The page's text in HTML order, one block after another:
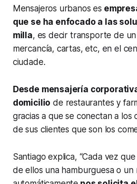
Mensajeros urbanos es
que se ha enfocado a las
milla, es decir transporte de
mercancía, cartas, etc, en el
ciudade.
Desde mensajería
domicilio de restaurantes y
gracias a que se conectan a los
de sus clientes que son los
Santiago explica, “Cada vez
de ellos una hamburguesa o un